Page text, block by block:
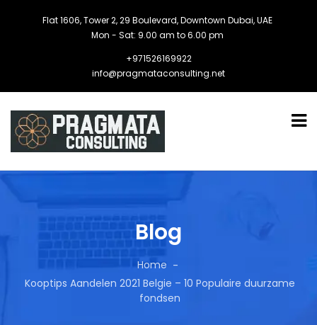
Flat 1606, Tower 2, 29 Boulevard, Downtown Dubai, UAE
Mon - Sat: 9.00 am to 6.00 pm
+971526169922
info@pragmataconsulting.net
Blog
Home
Kooptips Aandelen 2021 Belgie – 10 Populaire duurzame
fondsen